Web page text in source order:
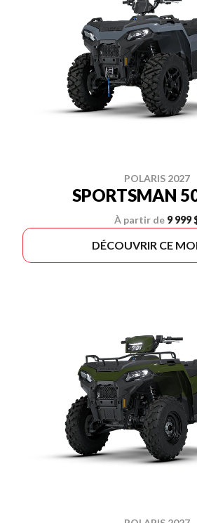
POLARIS 2027
SPORTSMAN
À partir de 9 999
DÉCOUVRIR CE